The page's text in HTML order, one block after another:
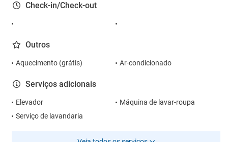
Check-in/Check-out
Outros
Aquecimento (grátis) Ar-condicionado
Serviços adicionais
Elevador
Máquina de lavar-roupa
Serviço de lavandaria